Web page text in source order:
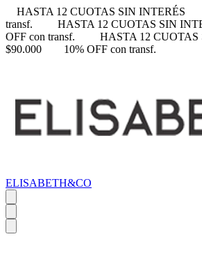
HASTA 12 CUOTAS SIN INTERÉS
transf.
HASTA 12 CUOTAS SIN
OFF con transf.
HASTA 12 CUOTAS
$90.000
10% OFF con transf.
ELISABETH&CO